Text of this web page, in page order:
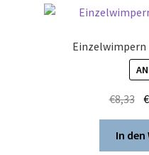
Einzelwimpern
€8,33 €
In